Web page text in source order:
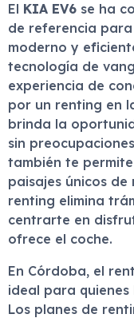
El KIA EV6 se ha
de referencia para
moderno y
tecnología de
experiencia de
por un renting en
brinda la
sin
también te
paisajes únicos de
renting elimina
centrarte en
ofrece el coche.
En Córdoba, el
ideal para
Los planes de